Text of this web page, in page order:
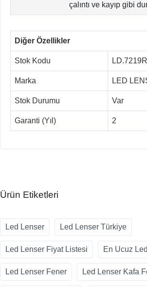
çalıntı ve kayıp gibi
Diğer Özellikler
Stok Kodu
Marka LED
Stok Durumu Var
Garanti (Yıl) 2
Ürün Etiketleri
Led Lenser Led Lenser Türkiye
Led Lenser Fiyat Listesi En Ucuz
Led Lenser Fener Led Lenser Kafa